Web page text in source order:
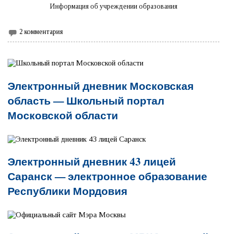
Информация об учреждении образования
2 комментария
Электронный дневник Московская
область — Школьный портал
Московской области
Электронный дневник 43 лицей
Саранск — электронное образование
Республики Мордовия